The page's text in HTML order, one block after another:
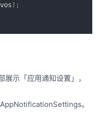
);
示「应用通知设置」，
。